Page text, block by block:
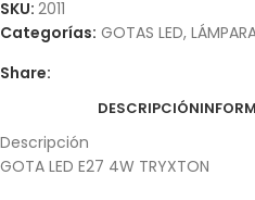
SKU: 2011
Categorías: GOTAS LED,
Share:
DESCRIPCIÓN
Descripción
GOTA LED E27 4W TRYXTON